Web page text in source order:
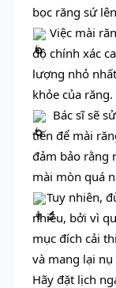
bọc răng sứ
Việc mài
độ chính xác
lượng nhỏ
khỏe của răng.
Bác sĩ sẽ
tiến để mài
đảm bảo rằng
mài mòn quá
Tuy nhiên,
nhiều, bởi vì
mục đích cải
và mang lại
Hãy đặt lịch